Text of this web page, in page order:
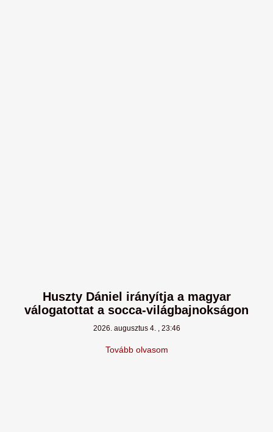
Huszty Dániel irányítja a magyar
válogatottat a socca-világbajnokságon
2026. augusztus 4. 23:46
Tovább olvasom